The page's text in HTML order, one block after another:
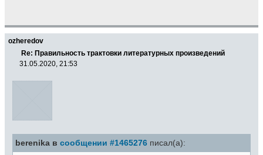
ozheredov
Re: Правильность трактовки литературных произведений
31.05.2020, 21:53
berenika в сообщении #1465276 писал(а):